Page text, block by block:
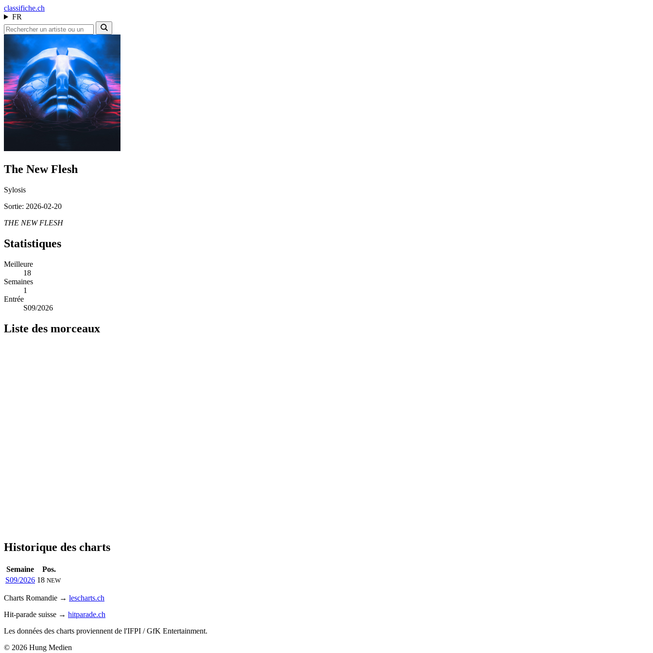
classifiche.ch
FR
The New Flesh
Sylosis
Sortie: 2026-02-20
THE NEW FLESH
Statistiques
Meilleure
18
Semaines
1
Entrée
S09/2026
Liste des morceaux
Historique des charts
Semaine
Pos.
S09/2026 18 NEW
Charts Romandie → lescharts.ch
Hit-parade suisse → hitparade.ch
Les données des charts proviennent de l'IFPI / GfK Entertainment.
© 2026 Hung Medien